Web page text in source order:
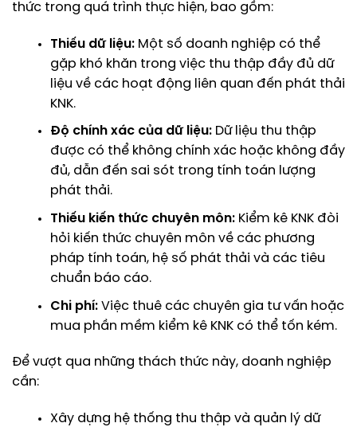
thức trong quá trình thực hiện, bao gồm:
Thiếu dữ liệu: Một số doanh nghiệp có thể
gặp khó khăn trong việc thu thập đầy đủ dữ
liệu về các hoạt động liên quan đến phát thải
KNK.
Độ chính xác của dữ liệu: Dữ liệu thu thập
được có thể không chính xác hoặc không đầy
đủ, dẫn đến sai sót trong tính toán lượng
phát thải.
Thiếu kiến thức chuyên môn: Kiểm kê KNK đòi
hỏi kiến thức chuyên môn về các phương
pháp tính toán, hệ số phát thải và các tiêu
chuẩn báo cáo.
Chi phí: Việc thuê các chuyên gia tư vấn hoặc
mua phần mềm kiểm kê KNK có thể tốn kém.
Để vượt qua những thách thức này, doanh nghiệp
cần:
Xây dựng hệ thống thu thập và quản lý dữ